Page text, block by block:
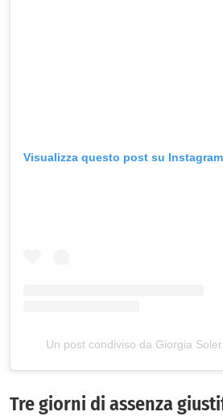
Visualizza questo post su Instagram
Un post condiviso da Giorgia
Tre giorni di assenza